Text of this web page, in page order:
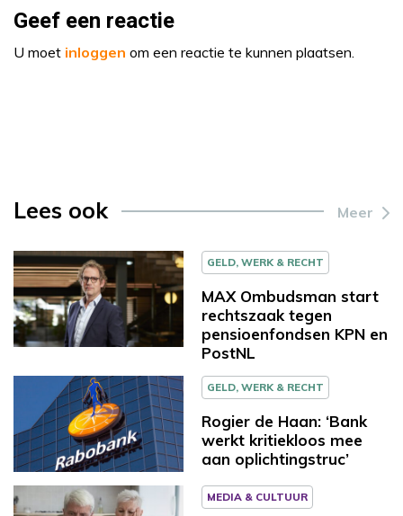
Geef een reactie
U moet inloggen om een reactie te kunnen plaatsen.
Lees ook Meer
GELD, WERK & RECHT
MAX Ombudsman start
rechtszaak tegen
pensioenfondsen KPN en
PostNL
GELD, WERK & RECHT
Rogier de Haan: ‘Bank
werkt kritiekloos mee
aan oplichtingstruc’
MEDIA & CULTUUR